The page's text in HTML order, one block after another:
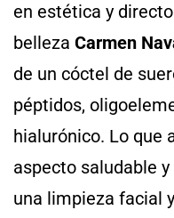
en estética y
belleza Carmen
de un cóctel de
péptidos,
hialurónico. Lo que
aspecto saludable
una limpieza facial